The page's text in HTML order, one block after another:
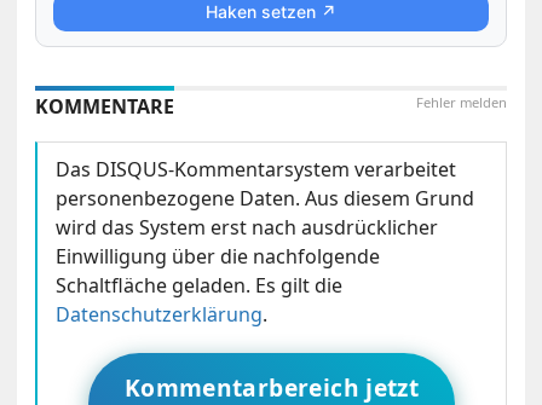
Haken setzen ↗
Fehler melden
KOMMENTARE
Das DISQUS-Kommentarsystem verarbeitet
personenbezogene Daten. Aus diesem Grund
wird das System erst nach ausdrücklicher
Einwilligung über die nachfolgende
Schaltfläche geladen. Es gilt die
Datenschutzerklärung.
Kommentarbereich jetzt